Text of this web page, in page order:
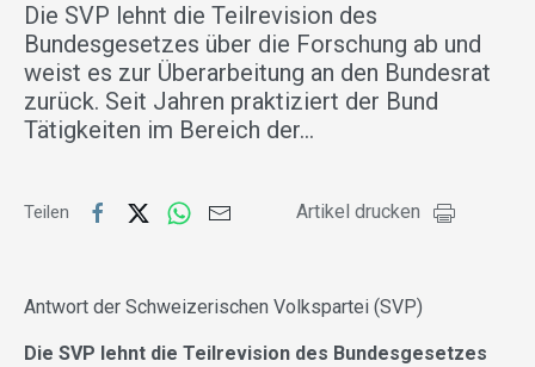
Die SVP lehnt die Teilrevision des
Bundesgesetzes über die Forschung ab und
weist es zur Überarbeitung an den Bundesrat
zurück. Seit Jahren praktiziert der Bund
Tätigkeiten im Bereich der…
Teilen Artikel drucken
Antwort der Schweizerischen Volkspartei (SVP)
Die SVP lehnt die Teilrevision des Bundesgesetzes